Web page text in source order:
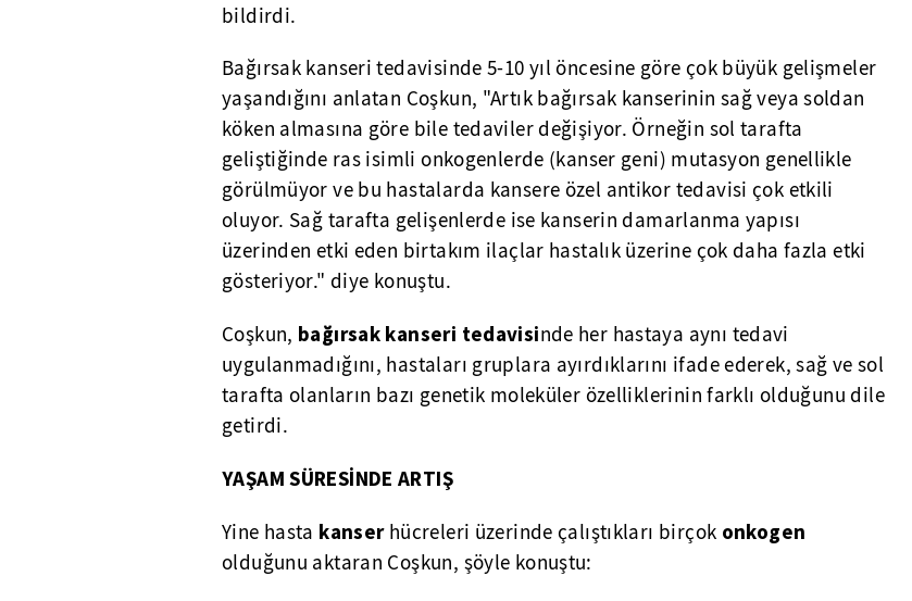
bildirdi.
Bağırsak kanseri tedavisinde 5-10 yıl öncesine göre çok büyük gelişmeler
yaşandığını anlatan Coşkun, "Artık bağırsak kanserinin sağ veya soldan
köken almasına göre bile tedaviler değişiyor. Örneğin sol tarafta
geliştiğinde ras isimli onkogenlerde (kanser geni) mutasyon genellikle
görülmüyor ve bu hastalarda kansere özel antikor tedavisi çok etkili
oluyor. Sağ tarafta gelişenlerde ise kanserin damarlanma yapısı
üzerinden etki eden birtakım ilaçlar hastalık üzerine çok daha fazla etki
gösteriyor." diye konuştu.
Coşkun, bağırsak kanseri tedavisinde her hastaya aynı tedavi
uygulanmadığını, hastaları gruplara ayırdıklarını ifade ederek, sağ ve sol
tarafta olanların bazı genetik moleküler özelliklerinin farklı olduğunu dile
getirdi.
YAŞAM SÜRESİNDE ARTIŞ
Yine hasta kanserhücreleri üzerinde çalıştıkları birçok onkogen
olduğunu aktaran Coşkun, şöyle konuştu: